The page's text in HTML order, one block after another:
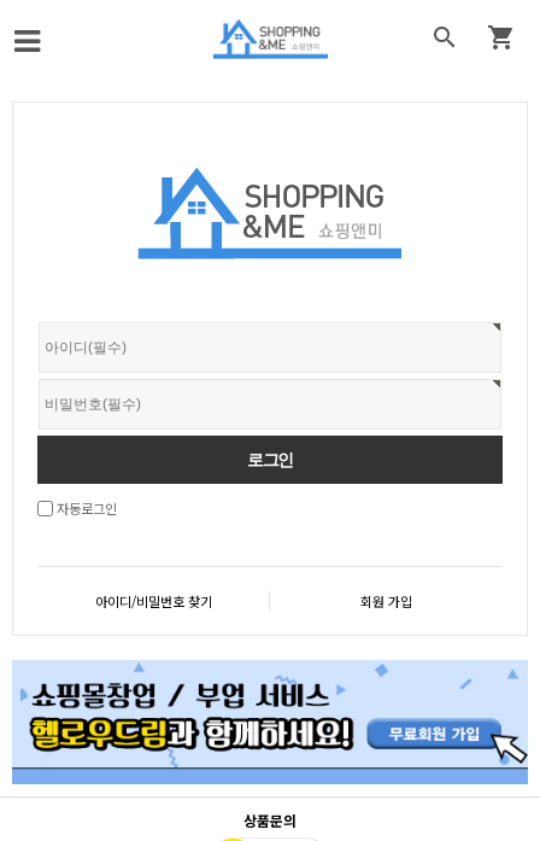
 
자동로그인
아이디/비밀번호 찾기 회원 가입
상품문의